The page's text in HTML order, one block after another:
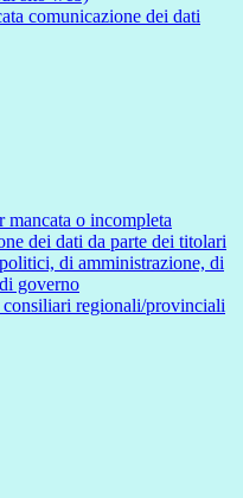
comunicazione dei dati
mancata o incompleta
dei dati da parte dei titolari
di amministrazione, di
governo
regionali/provinciali